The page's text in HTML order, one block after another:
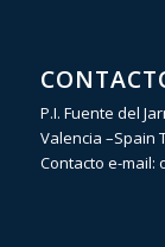
P.I. Fuente del
Valencia –Spain
Contacto e-mail: